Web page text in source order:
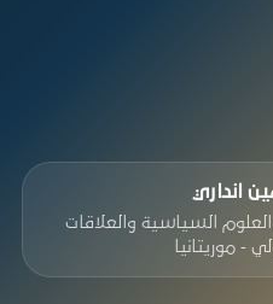
انداري
السياسية والعلاقات
- موريتانيا